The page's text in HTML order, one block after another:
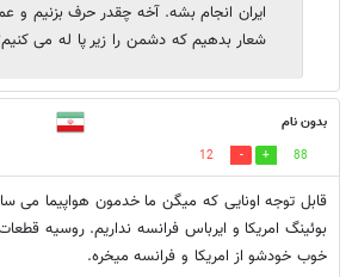
ایران انجام بشه. آخه چقدر حرف بزنیم و
شعار بدهیم که دشمن را زیر پا له می
بدون نام
88
12
قابل توجه اونایی که میگن ما خدمون هواپیما می
بوئینگ امریکا و ایرباس فرانسه نداریم. روسیه
خوب خودشو از امریکا و فرانسه میخره.